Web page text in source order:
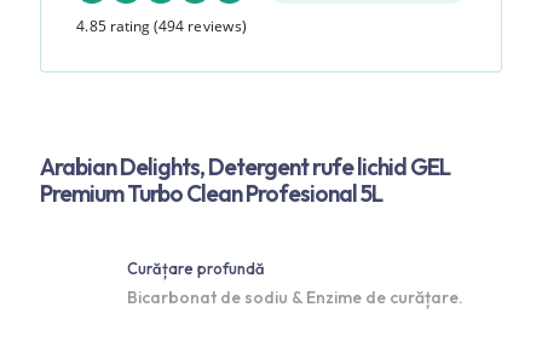
4.85 rating(494 reviews)
Arabian Delights, Detergent rufe lichid GEL
Premium Turbo Clean Profesional 5L
Curățare profundă
Bicarbonat de sodiu & Enzime de curățare.